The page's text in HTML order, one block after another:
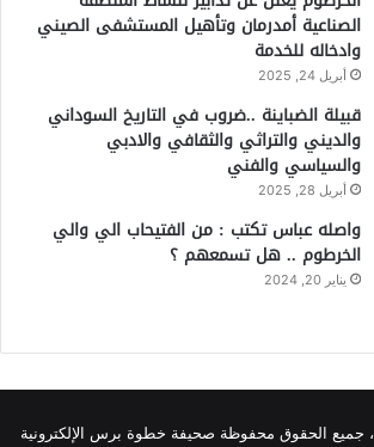
الصناعية أمدرمان وتأهيل المستشفى الصيني
وادخاله للخدمة
أبريل 24, 2025
قبيلة الضباينة ..ضروب في التاريخ السوداني
والديني والتراثي والثقافي والادبي
والسياسي والفني
أبريل 28, 2025
واصله عباس تكتب : من الفتيحاب الي والي
الخرطوم .. هل تسمعهم ؟
يناير 20, 2024
© حقوق النشر 2026، جميع الحقوق محفوظة صحيفة خطوة برس الإلكترونية